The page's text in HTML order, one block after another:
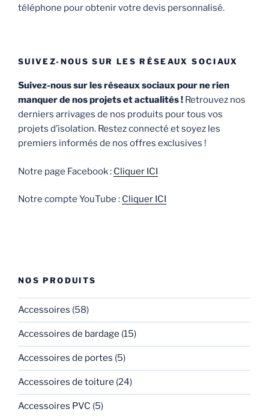
téléphone pour obtenir votre devis personnalisé.
SUIVEZ-NOUS SUR LES RÉSEAUX SOCIAUX
Suivez-nous sur les réseaux sociaux pour ne rien
manquer de nos projets et actualités ! Retrouvez nos
derniers arrivages de nos produits pour tous vos
projets d’isolation. Restez connecté et soyez les
premiers informés de nos offres exclusives !
Notre page Facebook : Cliquer ICI
Notre compte YouTube : Cliquer ICI
NOS PRODUITS
Accessoires (58)
Accessoires de bardage (15)
Accessoires de portes (5)
Accessoires de toiture (24)
Accessoires PVC (5)